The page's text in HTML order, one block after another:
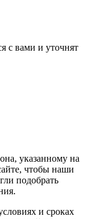
с вами и уточнят
указанному на
чтобы наши
подобрать
и сроках